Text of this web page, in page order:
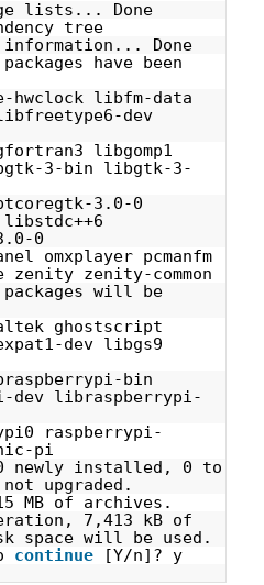
lists... Done
tree
information... Done
have been
hwclock libfm-data
dev
libgomp1
3-bin libgtk-3-
3.0-0
0
omxplayer pcmanfm
zenity zenity-common
will be
ghostscript
dev libgs9
bin
dev libraspberrypi-
raspberrypi-
pi
newly installed, 0 to
not upgraded.
MB of archives.
7,413 kB of
space will be used.
continue
[Y/n]? y